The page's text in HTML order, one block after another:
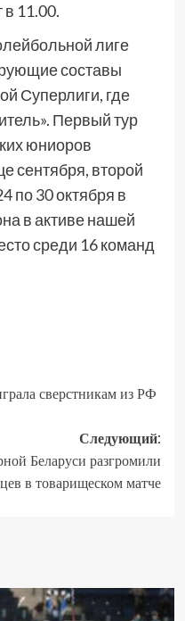
в 11.00.
лиге
составы
Суперлиги, где
Первый тур
юниоров
сентября, второй
по 30 октября в
в активе нашей
среди 16 команд
сверстникам из РФ
Следующий:
Беларуси разгромили
в товарищеском матче